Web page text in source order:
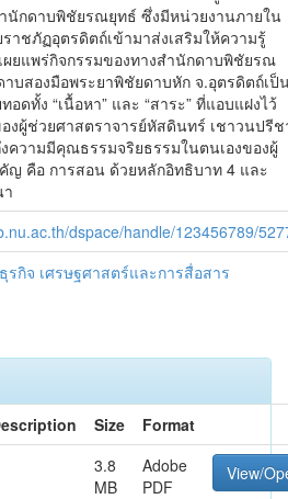
นักดาบพิชัยรณยุทธ์ ซึ่งมีหน่วยงานภายใน
าชภัฏอุตรดิตถ์เข้ามาส่งเสริมให้ความรู้
ยแพร่กิจกรรมของทางสำนักดาบพิชัยรณ
บสองมือพระยาพิชัยดาบหัก จ.อุตรดิตถ์เป็
อดทั้ง “เนื้อหา” และ “สาระ” ที่แอบแฝงไว้
งผู้ช่วยศาสตราจารย์หัสดินทร์ เชาวนปรีช
ความมีคุณธรรมจริยธรรมในตนเองของผู้
ญ คือ การสอน ด้วยหลักอิทธิบาท 4 และ
dspace/handle/123456789/
กิจ เศรษฐศาสตร์และการสื่อสาร
Size
Format
3.8
MB
Adobe
PDF
View/